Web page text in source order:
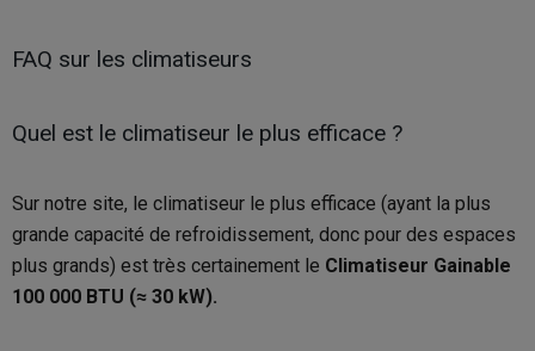
FAQ sur les climatiseurs
Quel est le climatiseur le plus efficace ?
Sur notre site, le climatiseur le plus efficace (ayant la plus
grande capacité de refroidissement, donc pour des espaces
plus grands) est très certainement le Climatiseur Gainable
100 000 BTU (≈ 30 kW).